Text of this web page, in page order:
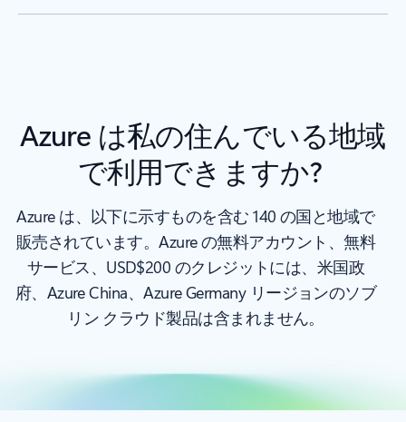
Azure は私の住んでいる地域
で利用できますか?
Azure は、以下に示すものを含む 140 の国と地域で
販売されています。Azure の無料アカウント、無料
サービス、USD$200 のクレジットには、米国政
府、Azure China、Azure Germany リージョンのソブ
リン クラウド製品は含まれません。